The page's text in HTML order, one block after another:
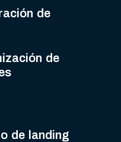
de
de
de landing